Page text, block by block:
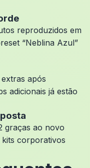
reproduzidos em
“Neblina Azul”
após
adicionais já estão
graças ao novo
kits corporativos